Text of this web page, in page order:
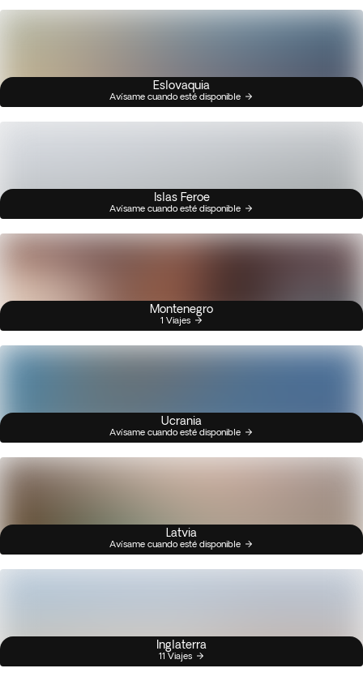
Eslovaquia
Avísame cuando esté disponible
Islas Feroe
Avísame cuando esté disponible
Montenegro
1 Viajes
Ucrania
Avísame cuando esté disponible
Latvia
Avísame cuando esté disponible
Inglaterra
11 Viajes